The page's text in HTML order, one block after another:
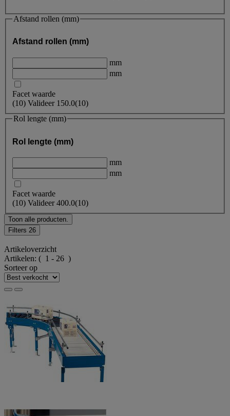
Afstand rollen (mm)
Afstand rollen (mm)
mm
mm
Facet waarde
(10) Valideer 150.0(10)
Rol lengte (mm)
Rol lengte (mm)
mm
mm
Facet waarde
(10) Valideer400.0(10)
Toon alle producten.
Filters 26
Artikeloverzicht
Artikelen: ( 1 - 26 )
Sorteer op